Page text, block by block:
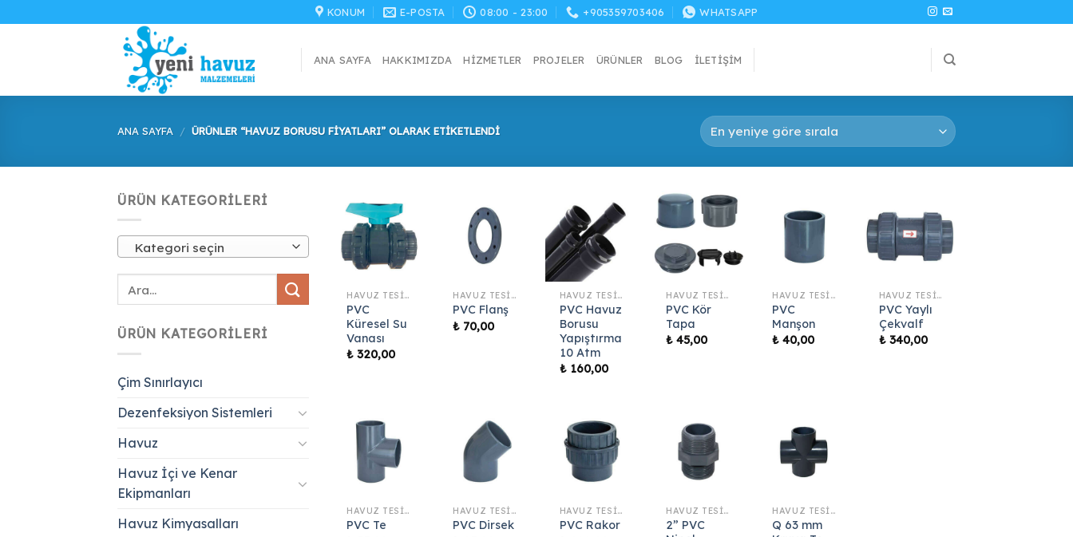
atla
KONUM E-POSTA 08:00 - 23:00 +905359703406 WHATSAPP
ANA SAYFA HAKKIMIZDA HIZMETLER PROJELER ÜRÜNLER BLOG İLETIŞIM
ANA SAYFA / ÜRÜNLER “HAVUZ BORUSU FIYATLARI” OLARAK ETIKETLENDI
ÜRÜN KATEGORILERI
Kategori seçin
ÜRÜN KATEGORILERI
Çim Sınırlayıcı
Dezenfeksiyon Sistemleri
Havuz
Havuz İçi ve Kenar
Ekipmanları
Havuz Kimyasalları
HAVUZ TESISAT MALZEMELERI
PVC
Küresel Su
Vanası
₺ 320,00
HAVUZ TESISAT MALZEMELERI
PVC Flanş
₺ 70,00
HAVUZ TESISAT MALZEMELERI
PVC Havuz
Borusu
Yapıştırma
10 Atm
₺160,00
HAVUZ TESISAT MALZEMELERI
PVC Kör
Tapa
₺ 45,00
HAVUZ TESISAT MALZEMELERI
PVC
Manşon
₺ 40,00
HAVUZ TESISAT MALZEMELERI
PVC Yaylı
Çekvalf
₺340,00
HAVUZ TESISAT MALZEMELERI
PVC Te
HAVUZ TESISAT MALZEMELERI
PVC Dirsek
HAVUZ TESISAT MALZEMELERI
PVC Rakor
HAVUZ TESISAT MALZEMELERI
2” PVC
HAVUZ TESISAT MALZEMELERI
Q 63 mm